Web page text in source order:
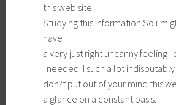
this web site.
Studying this information So i’m
have
a very just right uncanny feeling
I needed. I such a lot
don?t put out of your mind this
a glance on a constant basis.